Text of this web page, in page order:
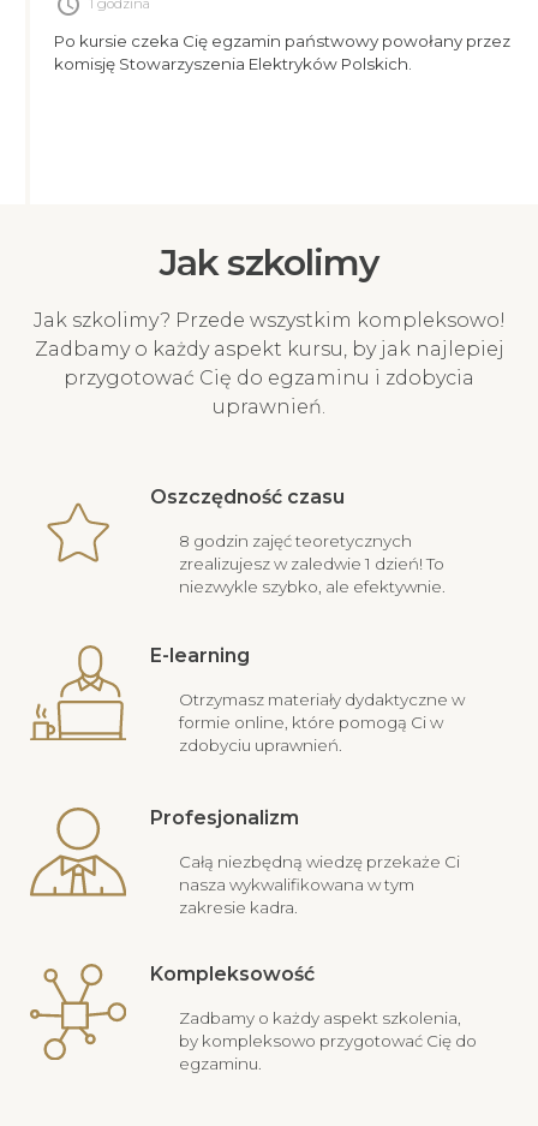
Po kursie czeka Cię egzamin państwowy powołany przez
komisję Stowarzyszenia Elektryków Polskich.
Jak szkolimy
Jak szkolimy? Przede wszystkim kompleksowo!
Zadbamy o każdy aspekt kursu, by jak najlepiej
przygotować Cię do egzaminu i zdobycia
uprawnień.
Oszczędność czasu
8 godzin zajęć teoretycznych
zrealizujesz w zaledwie 1 dzień! To
niezwykle szybko, ale efektywnie.
E-learning
Otrzymasz materiały dydaktyczne w
formie online, które pomogą Ci w
zdobyciu uprawnień.
Profesjonalizm
Całą niezbędną wiedzę przekaże Ci
nasza wykwalifikowana w tym
zakresie kadra.
Kompleksowość
Zadbamy o każdy aspekt szkolenia,
by kompleksowo przygotować Cię do
egzaminu.